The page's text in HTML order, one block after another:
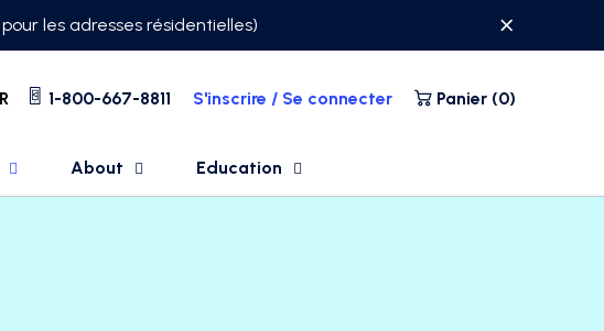
les adresses résidentielles)
1-800-667-8811 S'inscrire / Se connecter Panier (0)
About Education